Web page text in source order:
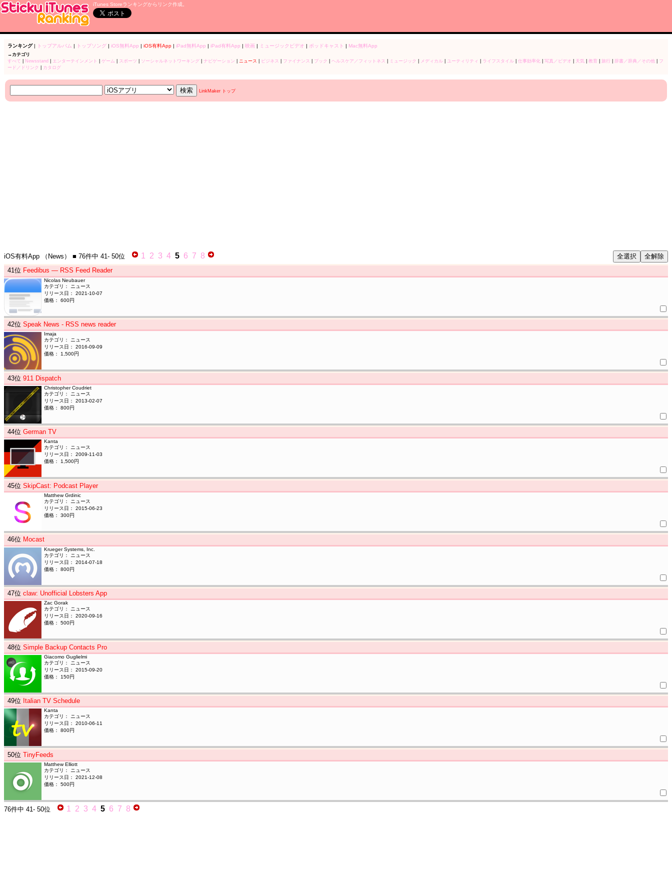
iTunes Storeランキングからリンク作成。
ランキング| トップアルバム | トップソング| iOS無料App | iOS有料App| iPad無料App | iPad有料App | 映画| ミュージックビデオ | ポッドキャスト | Mac無料App
→カテゴリ
すべて
Newsstand エンターテインメント ゲーム スポーツ ソーシャルネットワーキング| ナビゲーション ニュース ビジネス ファイナンス ブック ヘルスケア／フィットネス ミュージック メディカル| ユーティリティ ライフスタイル| 仕事効率化| 写真／ビデオ 天気| 教育| 旅行| 辞書／辞典／その他|
フ
ード／ドリンク
カタログ
LinkMaker トップ
iOS有料App （News） ■ 76件中 41- 50位 1 2 3 4 5 6 7 8
41位 Feedibus — RSS Feed Reader
Nicolas Neubauer
カテゴリ： ニュース
リリース日： 2021-10-07
価格： 600円
42位 Speak News - RSS news reader
Imaja
カテゴリ： ニュース
リリース日： 2016-09-09
価格： 1,500円
43位 911 Dispatch
Christopher Coudriet
カテゴリ： ニュース
リリース日： 2013-02-07
価格： 800円
44位 German TV
Kanta
カテゴリ： ニュース
リリース日： 2009-11-03
価格： 1,500円
45位 SkipCast: Podcast Player
Matthew Grdinic
カテゴリ： ニュース
リリース日： 2015-06-23
価格： 300円
46位 Mocast
Krueger Systems, Inc.
カテゴリ： ニュース
リリース日： 2014-07-18
価格： 800円
47位 claw: Unofficial Lobsters App
Zac Gorak
カテゴリ： ニュース
リリース日： 2020-09-16
価格： 500円
48位 Simple Backup Contacts Pro
Giacomo Guglielmi
カテゴリ： ニュース
リリース日： 2015-09-20
価格： 150円
49位 Italian TV Schedule
Kanta
カテゴリ： ニュース
リリース日： 2010-06-11
価格： 800円
50位 TinyFeeds
Matthew Elliott
カテゴリ： ニュース
リリース日： 2021-12-08
価格： 500円
76件中 41- 50位 1 2 3 4 5 6 7 8